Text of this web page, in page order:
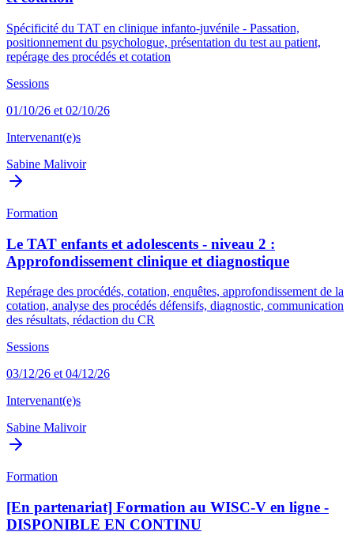
Spécificité du TAT en clinique infanto-juvénile - Passation,
positionnement du psychologue, présentation du test au patient,
repérage des procédés et cotation
Sessions
01/10/26 et 02/10/26
Intervenant(e)s
Sabine Malivoir
Formation
Le TAT enfants et adolescents - niveau 2 :
Approfondissement clinique et diagnostique
Repérage des procédés, cotation, enquêtes, approfondissement de la
cotation, analyse des procédés défensifs, diagnostic, communication
des résultats, rédaction du CR
Sessions
03/12/26 et 04/12/26
Intervenant(e)s
Sabine Malivoir
Formation
[En partenariat] Formation au WISC-V en ligne -
DISPONIBLE EN CONTINU